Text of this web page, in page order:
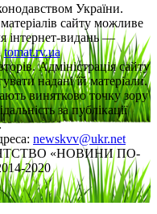
України.
сайту можливе
інтернет-видань —
tomat.rv.ua
Адміністрація сайту
надані їй матеріали.
винятково точку зору
за публікації
newskvv@ukr.net
«НОВИНИ ПО-
2020